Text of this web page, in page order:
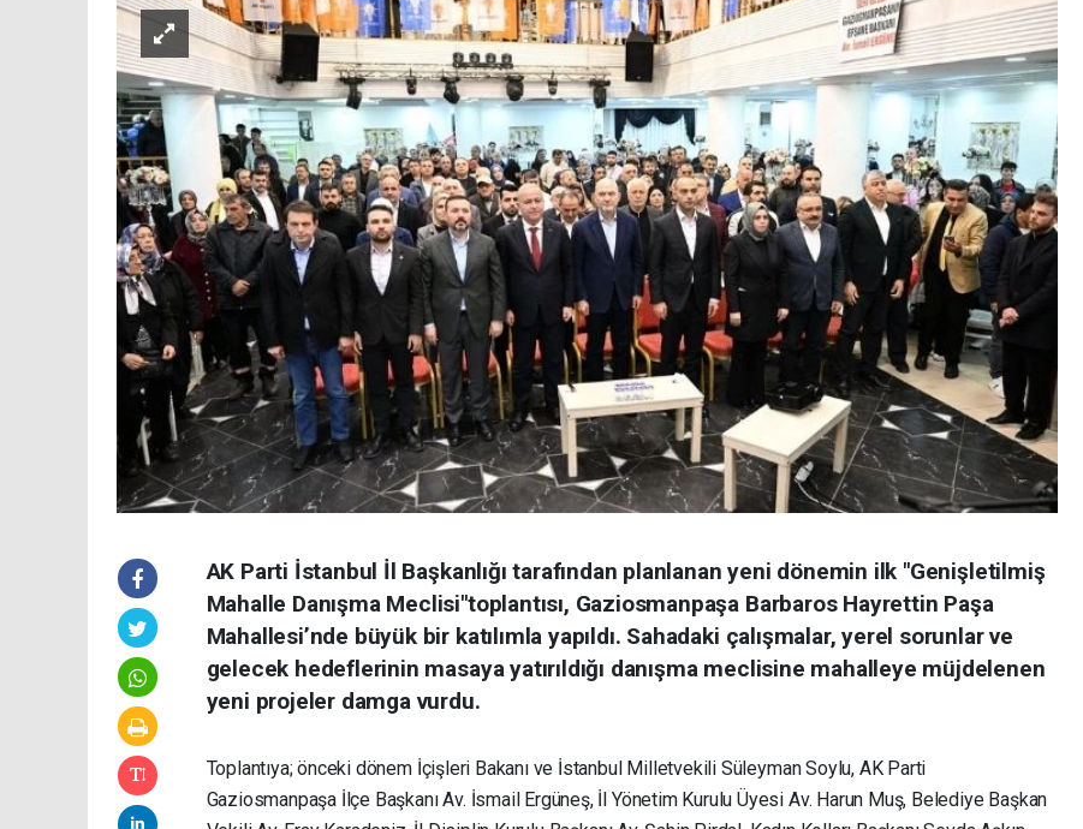
AK Parti İstanbul İl Başkanlığı tarafından planlanan yeni dönemin ilk "Genişletilmiş
Mahalle Danışma Meclisi"toplantısı, Gaziosmanpaşa Barbaros Hayrettin Paşa
Mahallesi’nde büyük bir katılımla yapıldı. Sahadaki çalışmalar, yerel sorunlar ve
gelecek hedeflerinin masaya yatırıldığı danışma meclisine mahalleye müjdelenen
yeni projeler damga vurdu.
Toplantıya; önceki dönem İçişleri Bakanı ve İstanbul Milletvekili Süleyman Soylu, AK Parti
Gaziosmanpaşa İlçe Başkanı Av. İsmail Ergüneş, İl Yönetim Kurulu Üyesi Av. Harun Muş, Belediye Başkan